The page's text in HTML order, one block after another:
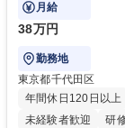
月給
38万円
勤務地
東京都千代田区
年間休日120日以上
未経験者歓迎
研